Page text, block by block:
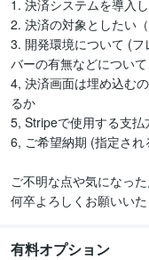
1. 決済システムを導入
2. 決済の対象としたい
3. 開発環境について (
バーの有無などについ
4, 決済画面は埋め込む
るか
5, Stripeで使用する支
6, ご希望納期 (指定さ
ご不明な点や気になっ
何卒よろしくお願いいた
有料オプション